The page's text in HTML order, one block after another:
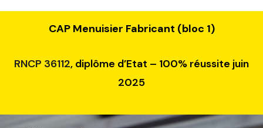
CAP Menuisier Fabricant (bloc 1)
RNCP 36112, diplôme d’Etat – 100% réussite juin
2025